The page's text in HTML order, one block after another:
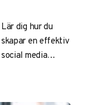
Lär dig hur du
skapar en effektiv
social media